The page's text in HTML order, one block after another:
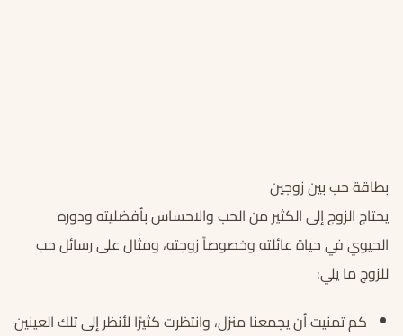
بطاقة حب بين زوجين
يحتاج الزوج إلى الكثير من الحب والاحساس بأفضليته ودوره
الحيوي في حياة عائلته وخصوصاً زوجته، ومثال على رسائل حب
للزوج ما يلي:
كم تمنيت أن يجمعنا منزل، وانتظرت كثيرًا لأنظر إلى تلك العينين